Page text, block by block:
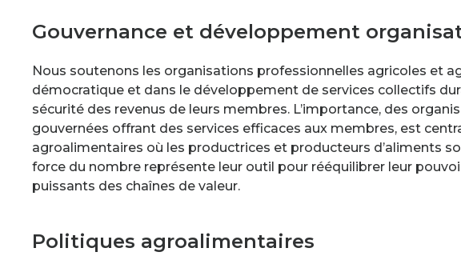
Gouvernance et développement
Nous soutenons les organisations professionnelles agricoles et
démocratique et dans le développement de services collectifs
sécurité des revenus de leurs membres. L’importance, des
gouvernées offrant des services efficaces aux membres, est
agroalimentaires où les productrices et producteurs d’aliments
force du nombre représente leur outil pour rééquilibrer leur
puissants des chaînes de valeur.
Politiques agroalimentaires